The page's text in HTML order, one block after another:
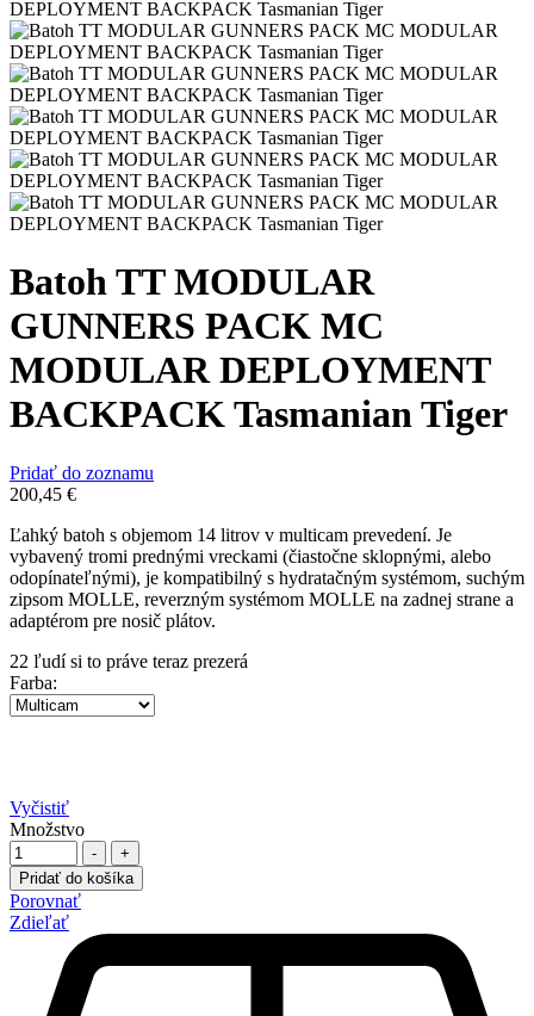
Batoh TT MODULAR
GUNNERS PACK MC
MODULAR DEPLOYMENT
BACKPACK Tasmanian Tiger
Pridať do zoznamu
200,45 €
Ľahký batoh s objemom 14 litrov v multicam prevedení. Je
vybavený tromi prednými vreckami (čiastočne sklopnými, alebo
odopínateľnými), je kompatibilný s hydratačným systémom, suchým
zipsom MOLLE, reverzným systémom MOLLE na zadnej strane a
adaptérom pre nosič plátov.
22 ľudí si to práve teraz prezerá
Farba:
Vyčistiť
Množstvo
-
+
Pridať do košíka
Porovnať
Zdieľať